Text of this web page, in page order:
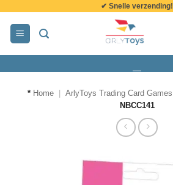
inhoud
✔ Snelle verzending!
* Home ArlyToys Trading Card Games
NBCC141